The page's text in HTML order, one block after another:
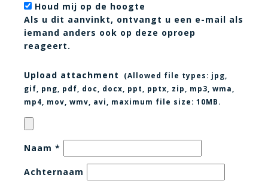
Houd mij op de hoogte
Als u dit aanvinkt, ontvangt u een e-mail als
iemand anders ook op deze oproep
reageert.
Upload attachment (Allowed file types: jpg,
gif, png, pdf, doc, docx, ppt, pptx, zip, mp3, wma,
mp4, mov, wmv, avi
, maximum file size: 10MB.
Naam *
Achternaam